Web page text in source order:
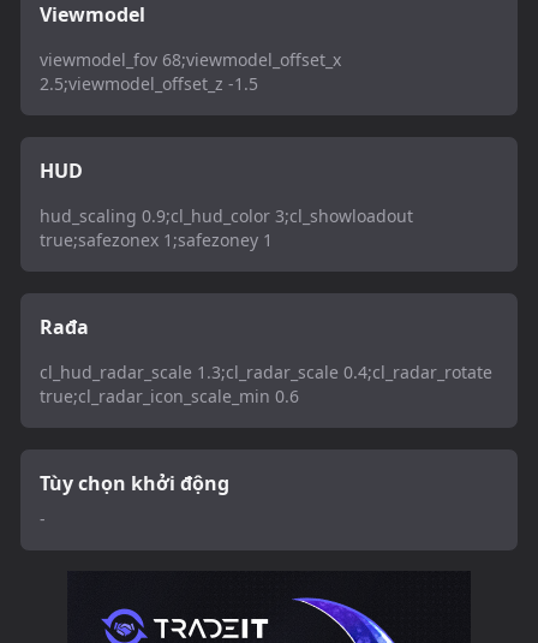
Viewmodel
viewmodel_fov 68;viewmodel_offset_x
2.5;viewmodel_offset_z -1.5
HUD
hud_scaling 0.9;cl_hud_color 3;cl_showloadout
true;safezonex 1;safezoney 1
Rađa
cl_hud_radar_scale 1.3;cl_radar_scale 0.4;cl_radar_rotate
true;cl_radar_icon_scale_min 0.6
Tùy chọn khởi động
-